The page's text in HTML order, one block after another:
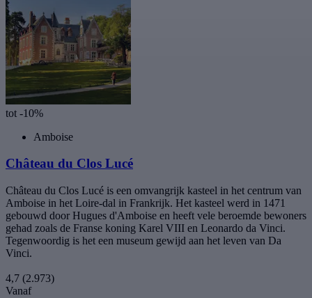
tot -10%
Amboise
Château du Clos Lucé
Château du Clos Lucé is een omvangrijk kasteel in het centrum van
Amboise in het Loire-dal in Frankrijk. Het kasteel werd in 1471
gebouwd door Hugues d'Amboise en heeft vele beroemde bewoners
gehad zoals de Franse koning Karel VIII en Leonardo da Vinci.
Tegenwoordig is het een museum gewijd aan het leven van Da
Vinci.
4,7 (2.973)
Vanaf